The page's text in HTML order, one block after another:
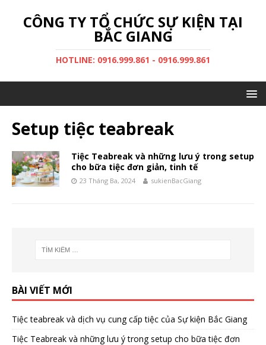
CÔNG TY TỔ CHỨC SỰ KIỆN TẠI
BẮC GIANG
HOTLINE: 0916.999.861 - 0916.999.861
Setup tiệc teabreak
Tiệc Teabreak và những lưu ý trong setup
cho bữa tiệc đơn giản, tinh tế
23 Tháng Ba, 2024 sukienBacGiang
BÀI VIẾT MỚI
Tiệc teabreak và dịch vụ cung cấp tiệc của Sự kiện Bắc Giang
Tiệc Teabreak và những lưu ý trong setup cho bữa tiệc đơn